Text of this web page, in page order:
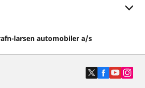
larsen automobiler a/s